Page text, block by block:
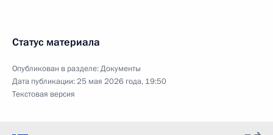
Статус материала
Опубликован в разделе:Документы
Дата публикации:25 мая 2026 года, 19:50
Текстовая версия